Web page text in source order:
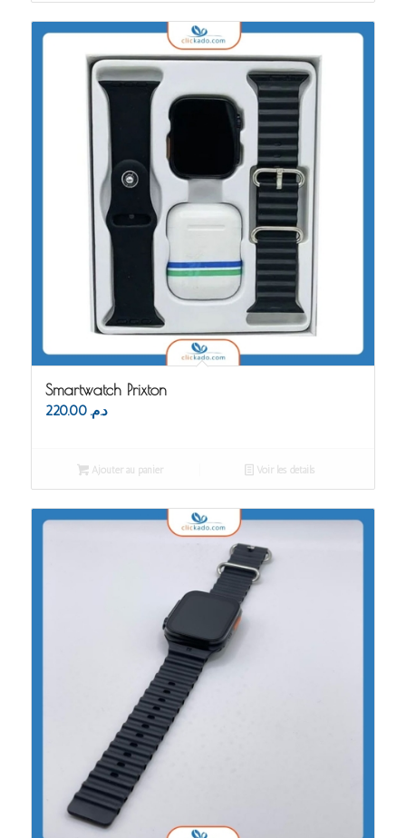
Smartwatch Prixton
د.م. 220.00
Ajouter au panier Voir les détails